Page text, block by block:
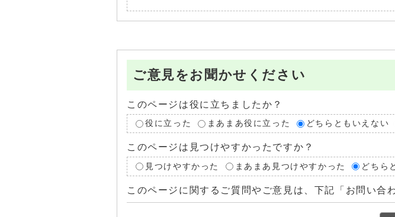
ご意見をお聞かせください
このページは役に立ちましたか？
役に立った まあまあ役に立った どちらともいえない
このページは見つけやすかったですか？
見つけやすかった まあまあ見つけやすかった どちら
このページに関するご質問やご意見は、下記「お問い合